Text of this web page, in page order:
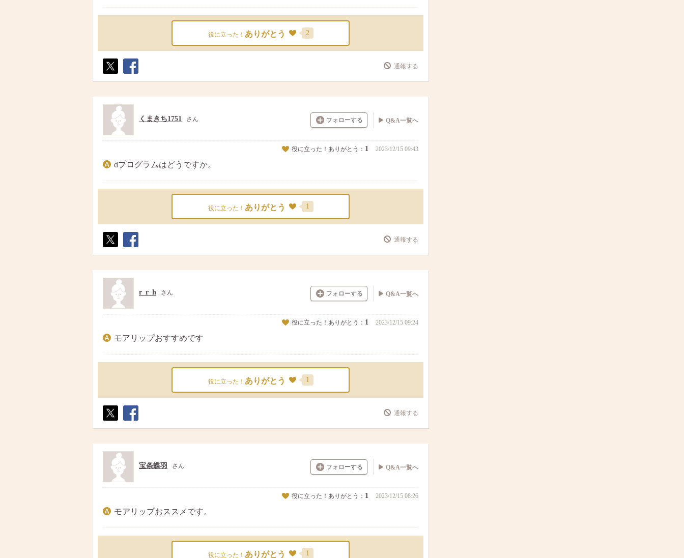
役に立った！ ありがとう 2
ト
ア
通報する
フォローする
くまきち1751 さん Q&A一覧へ
役に立った！ありがとう： 1 2023/12/15 09:43
dプログラムはどうですか。
役に立った！ ありがとう 1
ト
ア
通報する
フォローする
r_r_h さん Q&A一覧へ
役に立った！ありがとう： 1 2023/12/15 09:24
モアリップおすすめです
役に立った！ ありがとう 1
ト
ア
通報する
フォローする
宝条蝶羽 さん Q&A一覧へ
役に立った！ありがとう： 1 2023/12/15 08:26
モアリップおススメです。
役に立った！ ありがとう 1